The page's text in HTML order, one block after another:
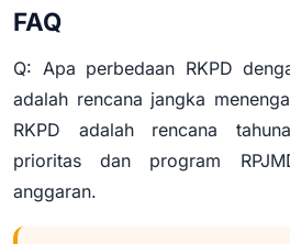
FAQ
Q: Apa perbedaan RKPD
adalah rencana jangka
RKPD adalah rencana
prioritas dan program
anggaran.